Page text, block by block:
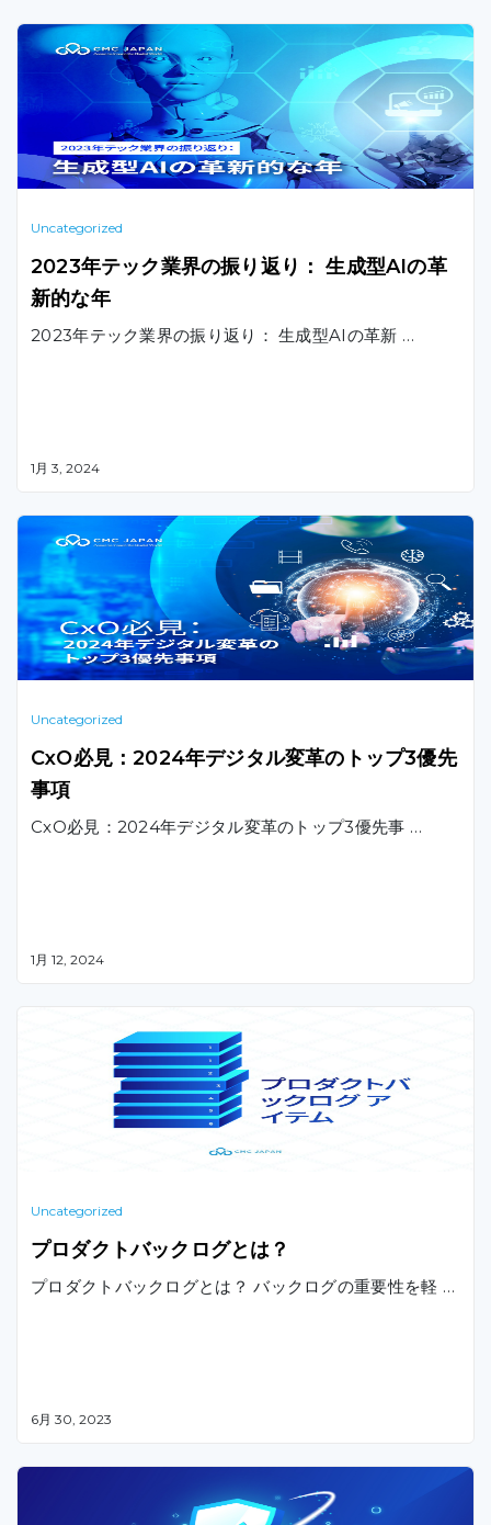
Uncategorized
2023年テック業界の振り返り： 生成型AIの革
新的な年
2023年テック業界の振り返り： 生成型AIの革新 …
1月 3, 2024
Uncategorized
CxO必見：2024年デジタル変革のトップ3優先
事項
CxO必見：2024年デジタル変革のトップ3優先事 …
1月 12, 2024
Uncategorized
プロダクトバックログとは？
プロダクトバックログとは？ バックログの重要性を軽 …
6月 30, 2023